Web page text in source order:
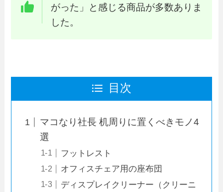
がった」と感じる商品が多数ありま
した。
目次
マコなり社長 机周りに置くべきモノ4
選
フットレスト
オフィスチェア用の座布団
ディスプレイクリーナー（クリーニ